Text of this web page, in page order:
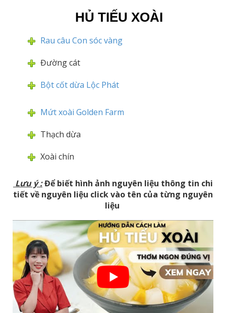
HỦ TIẾU XOÀI
Rau câu Con sóc vàng
Đường cát
Bột cốt dừa Lộc Phát
Mứt xoài Golden Farm
Thạch dừa
Xoài chín
Lưu ý :Để biết hình ảnh nguyên liệu thông tin chi
tiết về nguyên liệu click vào tên của từng nguyên
liệu